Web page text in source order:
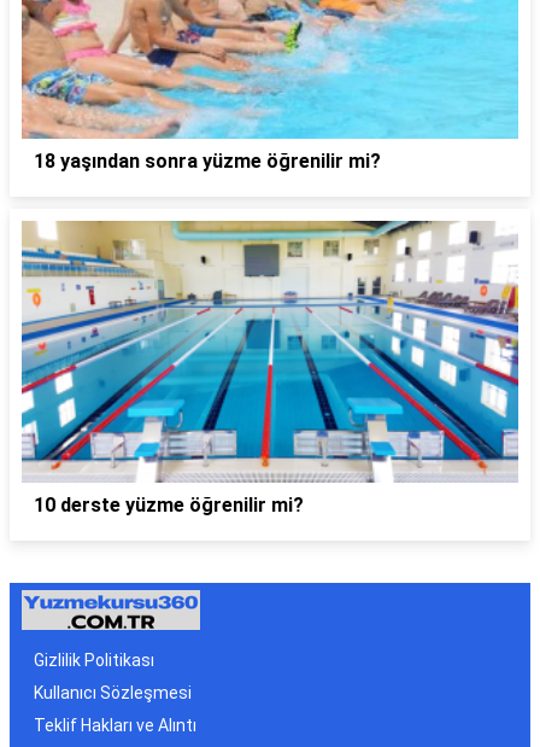
18 yaşından sonra yüzme öğrenilir mi?
10 derste yüzme öğrenilir mi?
Gizlilik Politikası
Kullanıcı Sözleşmesi
Teklif Hakları ve Alıntı